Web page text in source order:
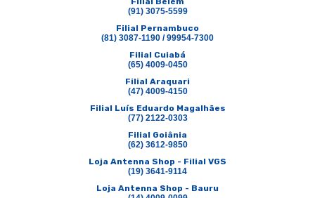
(91) 3075-5599
Filial Pernambuco
(81) 3087-1190 / 99954-7300
Filial Cuiabá
(65) 4009-0450
Filial Araquari
(47) 4009-4150
Filial Luís Eduardo Magalhães
(77) 2122-0303
Filial Goiânia
(62) 3612-9850
Loja Antenna Shop - Filial VGS
(19) 3641-9114
Loja Antenna Shop - Bauru